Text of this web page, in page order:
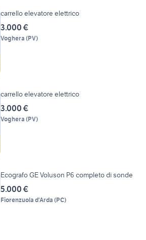
carrello elevatore elettrico
3.000 €
Voghera (PV)
carrello elevatore elettrico
3.000 €
Voghera (PV)
Ecografo GE Voluson P6 completo di sonde
5.000 €
Fiorenzuola d'Arda (PC)